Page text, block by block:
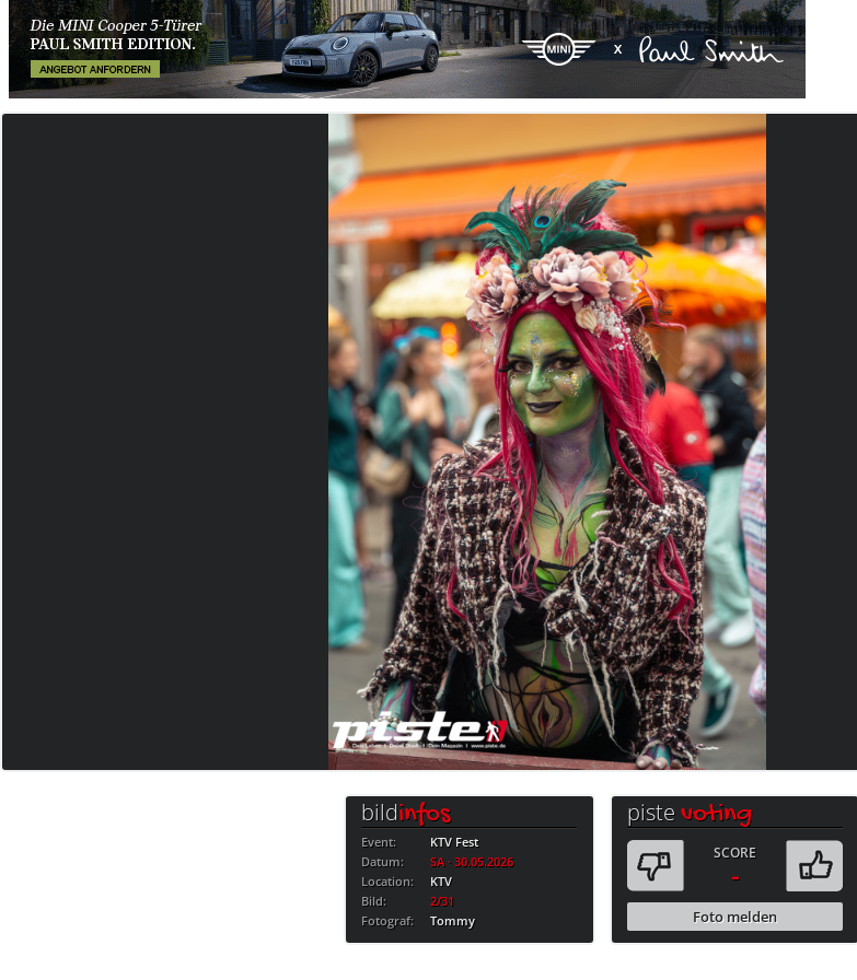
bildinfos
Event:
KTV Fest
Datum:
SA · 30.05.2026
Location:
KTV
Bild:
2/31
Fotograf:
Tommy
pistevoting
SCORE
-
Foto melden